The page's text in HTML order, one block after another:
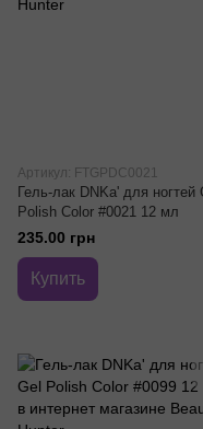
Артикул: FTGPDC0021
Гель-лак DNKa' для ногтей
Polish Color #0021 12 мл
235.00 грн
Купить